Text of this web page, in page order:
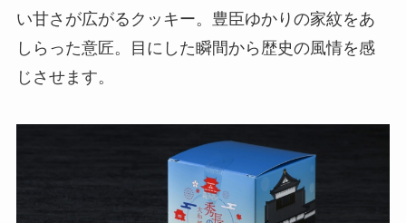
い甘さが広がるクッキー。豊臣ゆかりの家紋をあ
しらった意匠。目にした瞬間から歴史の風情を感
じさせます。